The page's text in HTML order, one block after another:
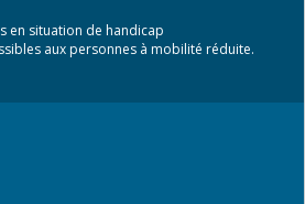
en situation de handicap
aux personnes à mobilité réduite.